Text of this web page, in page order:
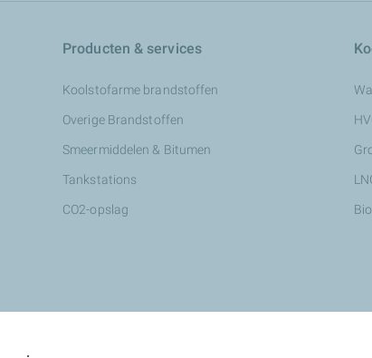
Producten & services
Koolstofarme brandstoffen
Overige Brandstoffen
Smeermiddelen & Bitumen
Tankstations
CO2-opslag